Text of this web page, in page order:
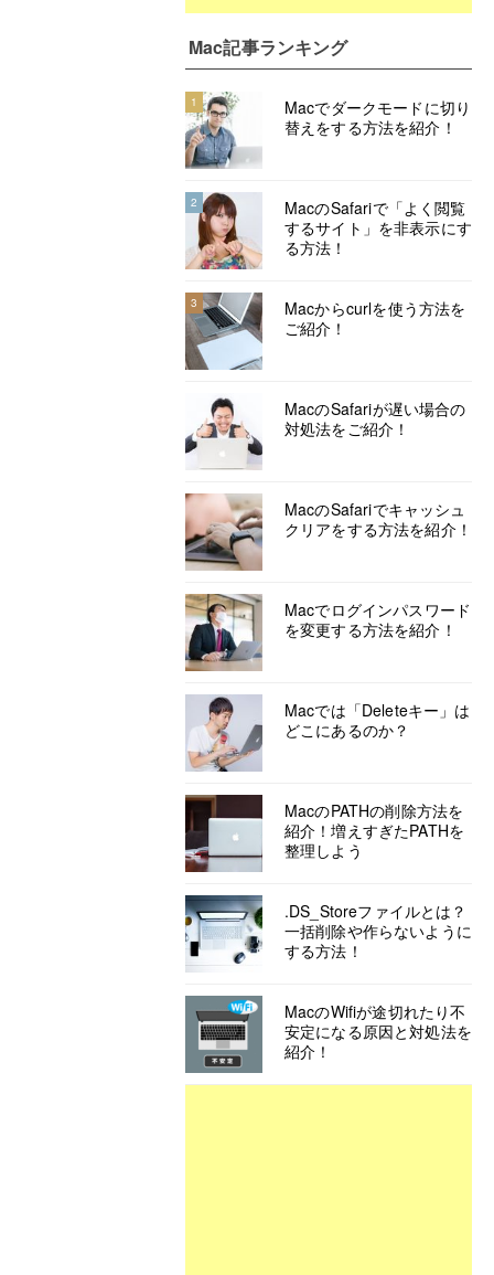
Mac記事ランキング
1
Macでダークモードに切り
替えをする方法を紹介！
2
MacのSafariで「よく閲覧
するサイト」を非表示にす
る方法！
3
Macからcurlを使う方法を
ご紹介！
MacのSafariが遅い場合の
対処法をご紹介！
MacのSafariでキャッシュ
クリアをする方法を紹介！
Macでログインパスワード
を変更する方法を紹介！
Macでは「Deleteキー」は
どこにあるのか？
MacのPATHの削除方法を
紹介！増えすぎたPATHを
整理しよう
.DS_Storeファイルとは？
一括削除や作らないように
する方法！
MacのWifiが途切れたり不
安定になる原因と対処法を
紹介！